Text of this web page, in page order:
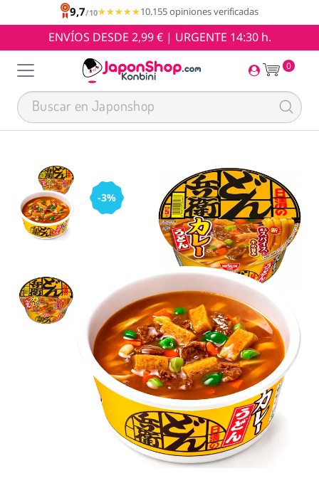
9,7/10★★★★★
★★★★★10.155 opiniones verificadas
ENVÍOS DESDE 2,99 € | URGENTE 14:30 h.
0
-3%